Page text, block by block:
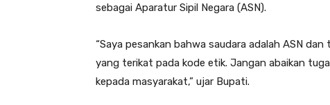
sebagai Aparatur Sipil Negara (ASN).
“Saya pesankan bahwa saudara adalah ASN
yang terikat pada kode etik. Jangan abaikan
kepada masyarakat,” ujar Bupati.